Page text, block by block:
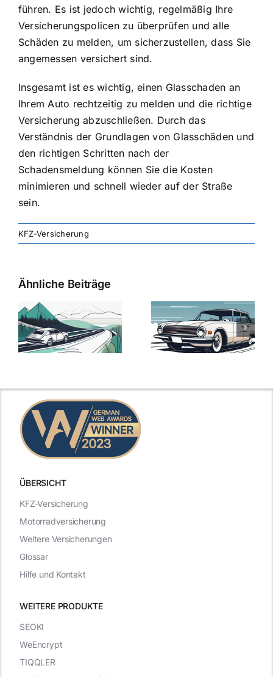
führen. Es ist jedoch wichtig, regelmäßig Ihre
Versicherungspolicen zu überprüfen und alle
Schäden zu melden, um sicherzustellen, dass Sie
angemessen versichert sind.
Insgesamt ist es wichtig, einen Glasschaden an
Ihrem Auto rechtzeitig zu melden und die richtige
Versicherung abzuschließen. Durch das
Verständnis der Grundlagen von Glasschäden und
den richtigen Schritten nach der
Schadensmeldung können Sie die Kosten
minimieren und schnell wieder auf der Straße
sein.
KFZ-Versicherung
Ähnliche Beiträge
Versicherung:
Günstige Kfz-
Versicherungstarife
mit Top-
Kfz-
Die besten
Angebote im
ÜBERSICHT
WEITERE PRODUKTE
KFZ-Versicherung
Motorradversicherung
Weitere Versicherungen
Glossar
Hilfe und Kontakt
SEOKI
WeEncrypt
TIQQLER